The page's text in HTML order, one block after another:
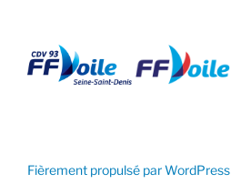
Fièrement propulsé par WordPress